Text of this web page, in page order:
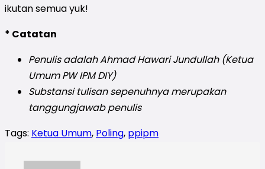
ikutan semua yuk!
* Catatan
Penulis adalah Ahmad Hawari Jundullah (Ketua
Umum PW IPM DIY)
Substansi tulisan sepenuhnya merupakan
tanggungjawab penulis
Tags: Ketua Umum, Poling, ppipm